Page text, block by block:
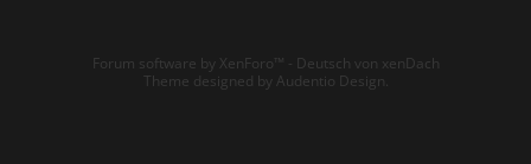
Forum software by XenForo™ - Deutsch von xenDach
Theme designed by Audentio Design.